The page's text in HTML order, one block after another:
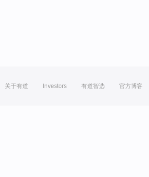
关于有道 Investors 有道智选 官方博客